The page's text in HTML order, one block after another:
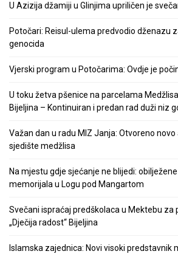
U Azizija džamiji u Glinjima upriličen je
Potočari: Reisul-ulema predvodio dženazu
genocida
Vjerski program u Potočarima: Ovdje je
U toku žetva pšenice na parcelama
Bijeljina – Kontinuiran i predan rad duži niz
Važan dan u radu MIZ Janja: Otvoreno
sjedište medžlisa
Na mjestu gdje sjećanje ne blijedi:
memorijala u Logu pod Mangartom
Svečani ispraćaj predškolaca u Mektebu za
„Dječija radost“ Bijeljina
Islamska zajednica: Novi visoki predstavnik